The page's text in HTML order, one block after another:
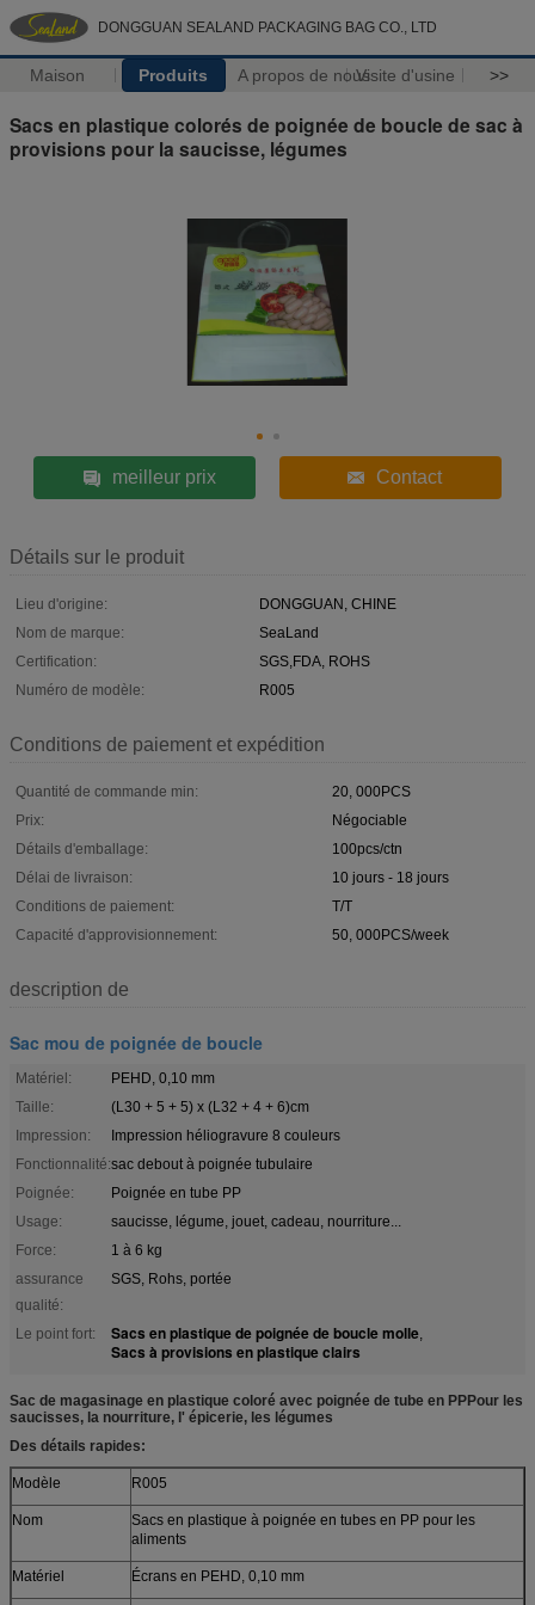
DONGGUAN SEALAND PACKAGING BAG CO., LTD
Maison Produits A propos de nousVisite d'usine >>
Sacs en plastique colorés de poignée de boucle de sac à
provisions pour la saucisse, légumes
meilleur prix Contact
Détails sur le produit
Lieu d'origine:
DONGGUAN, CHINE
Nom de marque:
SeaLand
Certification:
SGS,FDA, ROHS
Numéro de modèle:
R005
Conditions de paiement et expédition
Quantité de commande min:
20, 000PCS
Prix:
Négociable
Détails d'emballage:
100pcs/ctn
Délai de livraison:
10 jours - 18 jours
Conditions de paiement:
T/T
Capacité d'approvisionnement:
50, 000PCS/week
description de
Sac mou de poignée de boucle
Matériel:
PEHD, 0,10 mm
Taille:
(L30 + 5 + 5) x (L32 + 4 + 6)cm
Impression:
Impression héliogravure 8 couleurs
Fonctionnalité:sac debout à poignée tubulaire
Poignée:
Poignée en tube PP
Usage:
saucisse, légume, jouet, cadeau, nourriture...
Force:
1 à 6 kg
assurance
qualité:
SGS, Rohs, portée
Le point fort: Sacs en plastique de poignée de boucle molle,
Sacs à provisions en plastique clairs
Sac de magasinage en plastique coloré avec poignée de tube en PPPour les
saucisses, la nourriture, l' épicerie, les légumes
Des détails rapides:
Modèle R005
Nom
Sacs en plastique à poignée en tubes en PP pour les
aliments
Matériel Écrans en PEHD, 0,10 mm